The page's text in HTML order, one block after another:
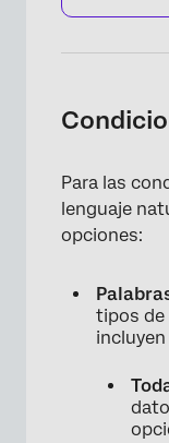
Para las
lenguaje
opciones:
tipos de